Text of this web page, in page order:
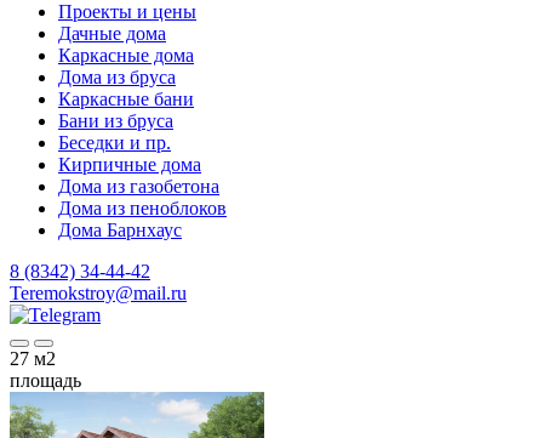
Проекты и цены
Дачные дома
Каркасные дома
Дома из бруса
Каркасные бани
Бани из бруса
Беседки и пр.
Кирпичные дома
Дома из газобетона
Дома из пеноблоков
Дома Барнхаус
8 (8342) 34-44-42
Teremokstroy@mail.ru
27 м2
площадь